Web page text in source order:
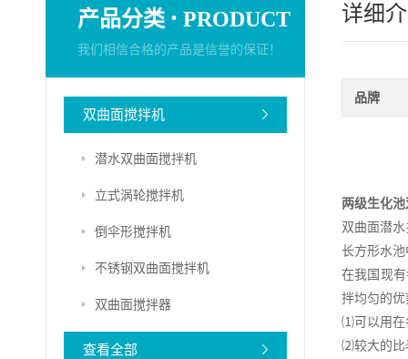
产品分类 · PRODUCT
我们相信合格的产品是信誉的保证！
双曲面搅拌机
潜水双曲面搅拌机
立式涡轮搅拌机
倒伞形搅拌机
不锈钢双曲面搅拌机
双曲面搅拌器
查看全部
详细
品牌
两级生化
双曲面潜
长方形水
在我国现
拌均匀的
⑴可以用在
⑵较大的比